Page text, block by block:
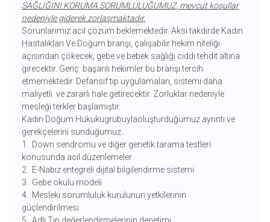
SAĞLIĞINI KORUMA SORUMLULUĞUMUZ, mevcut koşullar
nedeniyle giderek zorlaşmaktadır.
Sorunlarımız acil çözüm beklemektedir. Aksi takdirde Kadın
Hastalıkları Ve Doğum branşı, çalışabilir hekim niteliği
açısından çökecek, gebe ve bebek sağlığı ciddi tehdit altına
girecektir. Genç başarılı hekimler bu branşı tercih
etmemektedir. Defansif tıp uygulamaları, sistemi daha
maliyetli ve zararlı hale getirecektir. Zorluklar nedeniyle
mesleği terkler başlamıştır.
Kadın Doğum Hukukugrubuylaoluşturduğumuz ayrıntı ve
gerekçelerini sunduğumuz :
1. Down sendromu ve diğer genetik tarama testleri
konusunda acil düzenlemeler
2. E-Nabız entegreli dijital bilgilendirme sistemi
3. Gebe okulu modeli
4. Mesleki sorumluluk kurulunun yetkilerinin
güçlendirilmesi